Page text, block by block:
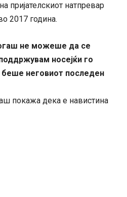
пријателскиот натпревар
2017 година.
не можеше да се
носејќи го
беше неговиот последен
покажа дека е навистина